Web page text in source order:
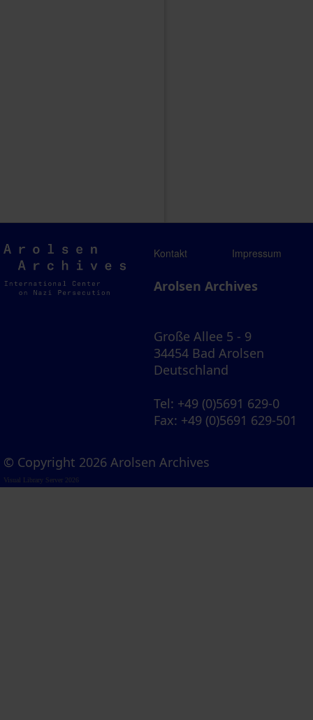
Arolsen
Archives
Kontakt Impressum
Arolsen Archives
Große Allee 5 - 9
34454 Bad Arolsen
Deutschland
Tel: +49 (0)5691 629-0
Fax: +49 (0)5691 629-501
© Copyright 2026 Arolsen Archives
Visual Library Server 2026